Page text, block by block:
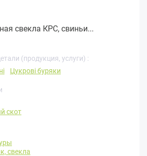
свекла КРС, свиньи...
(продукция, услуги) :
Цукрові буряки
скот
свекла